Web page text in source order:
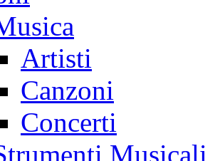
Artisti
Canzoni
Concerti
Musicali